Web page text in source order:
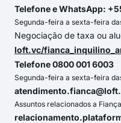
Telefone e WhatsApp:
Segunda-feira a sexta-feira
Negociação de taxa ou
loft.vc/
Telefone 0800 001 6003
Segunda-feira a sexta-feira
Assuntos relacionados a